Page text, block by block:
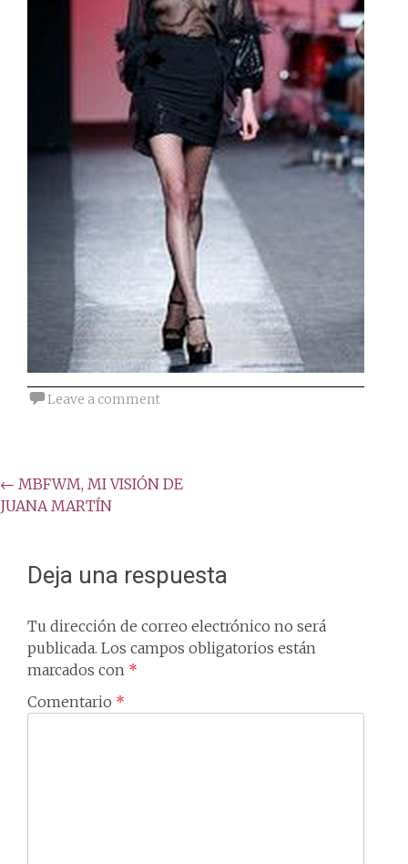
Leave a comment
Post
navigation
← MBFWM, MI VISIÓN DE
JUANA MARTÍN
Deja una respuesta
Tu dirección de correo electrónico no será
publicada. Los campos obligatorios están
marcados con *
Comentario *